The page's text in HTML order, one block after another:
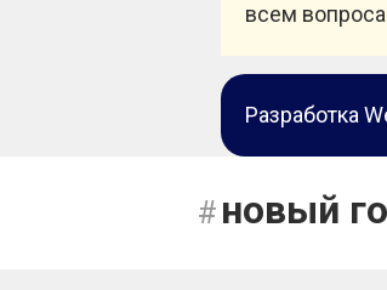
всем
Разработка
новый